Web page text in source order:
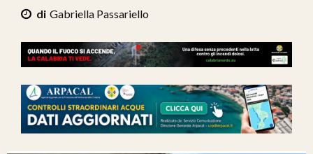
Gabriella Passariello